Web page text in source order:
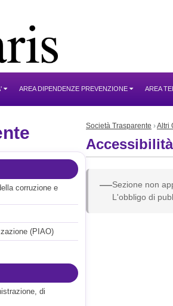
AREA DIPENDENZE PREVENZIONE AREA
corruzione e
(PIAO)
di
Società Trasparente Altri
—Sezione non
L'obbligo di